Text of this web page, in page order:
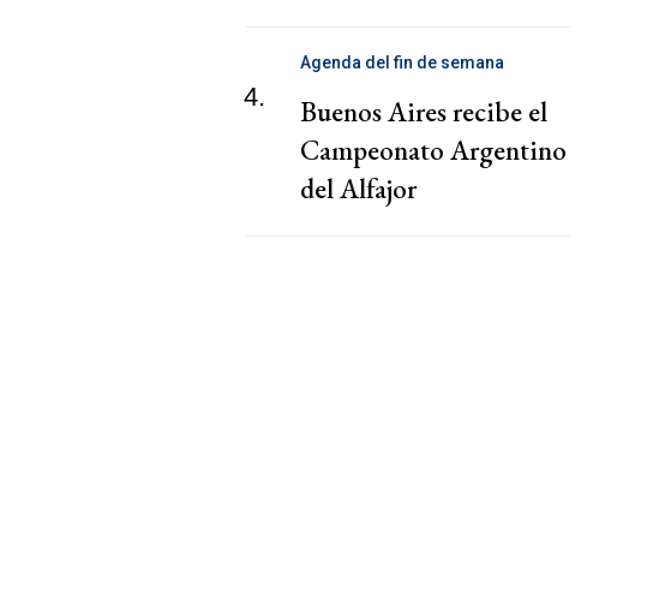
4.
Agenda del fin de semana
Buenos Aires recibe el
Campeonato Argentino
del Alfajor